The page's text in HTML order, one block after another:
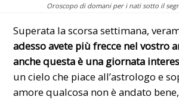
Oroscopo di domani per i nati sotto il
Superata la scorsa settimana,
adesso avete più frecce nel vostro
anche questa è una giornata
un cielo che piace all’astrologo e
amore qualcosa non è andato